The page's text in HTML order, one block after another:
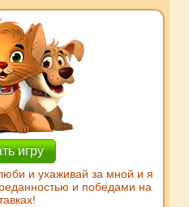
игру
и ухаживай за мной и я
и победами на